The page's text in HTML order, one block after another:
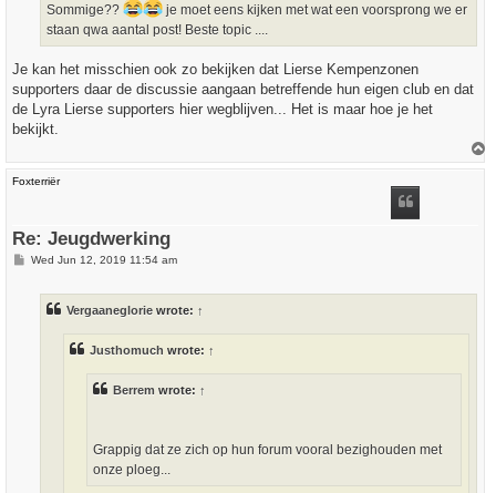
Sommige??
je moet eens kijken met wat een voorsprong we er
staan qwa aantal post! Beste topic ....
Je kan het misschien ook zo bekijken dat Lierse Kempenzonen
supporters daar de discussie aangaan betreffende hun eigen club en dat
de Lyra Lierse supporters hier wegblijven... Het is maar hoe je het
bekijkt.
Foxterriër
Re: Jeugdwerking
PWed Jun 12, 2019 11:54 am
Vergaaneglorie wrote: ↑
Justhomuch wrote: ↑
Berrem wrote: ↑
Grappig dat ze zich op hun forum vooral bezighouden met
onze ploeg...